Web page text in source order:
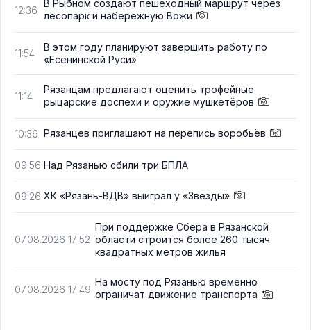
12:36
В Рыбном создают пешеходный маршрут через
лесопарк и набережную Вожи
11:54
В этом году планируют завершить работу по
«Есенинской Руси»
11:14
Рязанцам предлагают оценить трофейные
рыцарские доспехи и оружие мушкетёров
10:36 Рязанцев приглашают на перепись воробьёв
09:56 Над Рязанью сбили три БПЛА
09:26 ХК «Рязань-ВДВ» выиграл у «Звезды»
07.08.2026 17:52
При поддержке Сбера в Рязанской
области строится более 260 тысяч
квадратных метров жилья
07.08.2026 17:49
На мосту под Рязанью временно
ограничат движение транспорта